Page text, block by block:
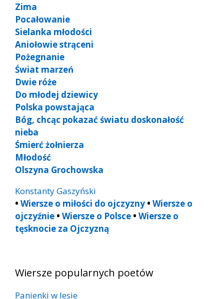
Zima
Pocałowanie
Sielanka młodości
Aniołowie strąceni
Pożegnanie
Świat marzeń
Dwie róże
Do młodej dziewicy
Polska powstająca
Bóg, chcąc pokazać światu doskonałość
nieba
Śmierć żołnierza
Młodość
Olszyna Grochowska
Konstanty Gaszyński
• Wiersze o miłości do ojczyzny • Wiersze o
ojczyźnie • Wiersze o Polsce • Wiersze o
tęsknocie za Ojczyzną
Wiersze popularnych poetów
Panienki w lesie